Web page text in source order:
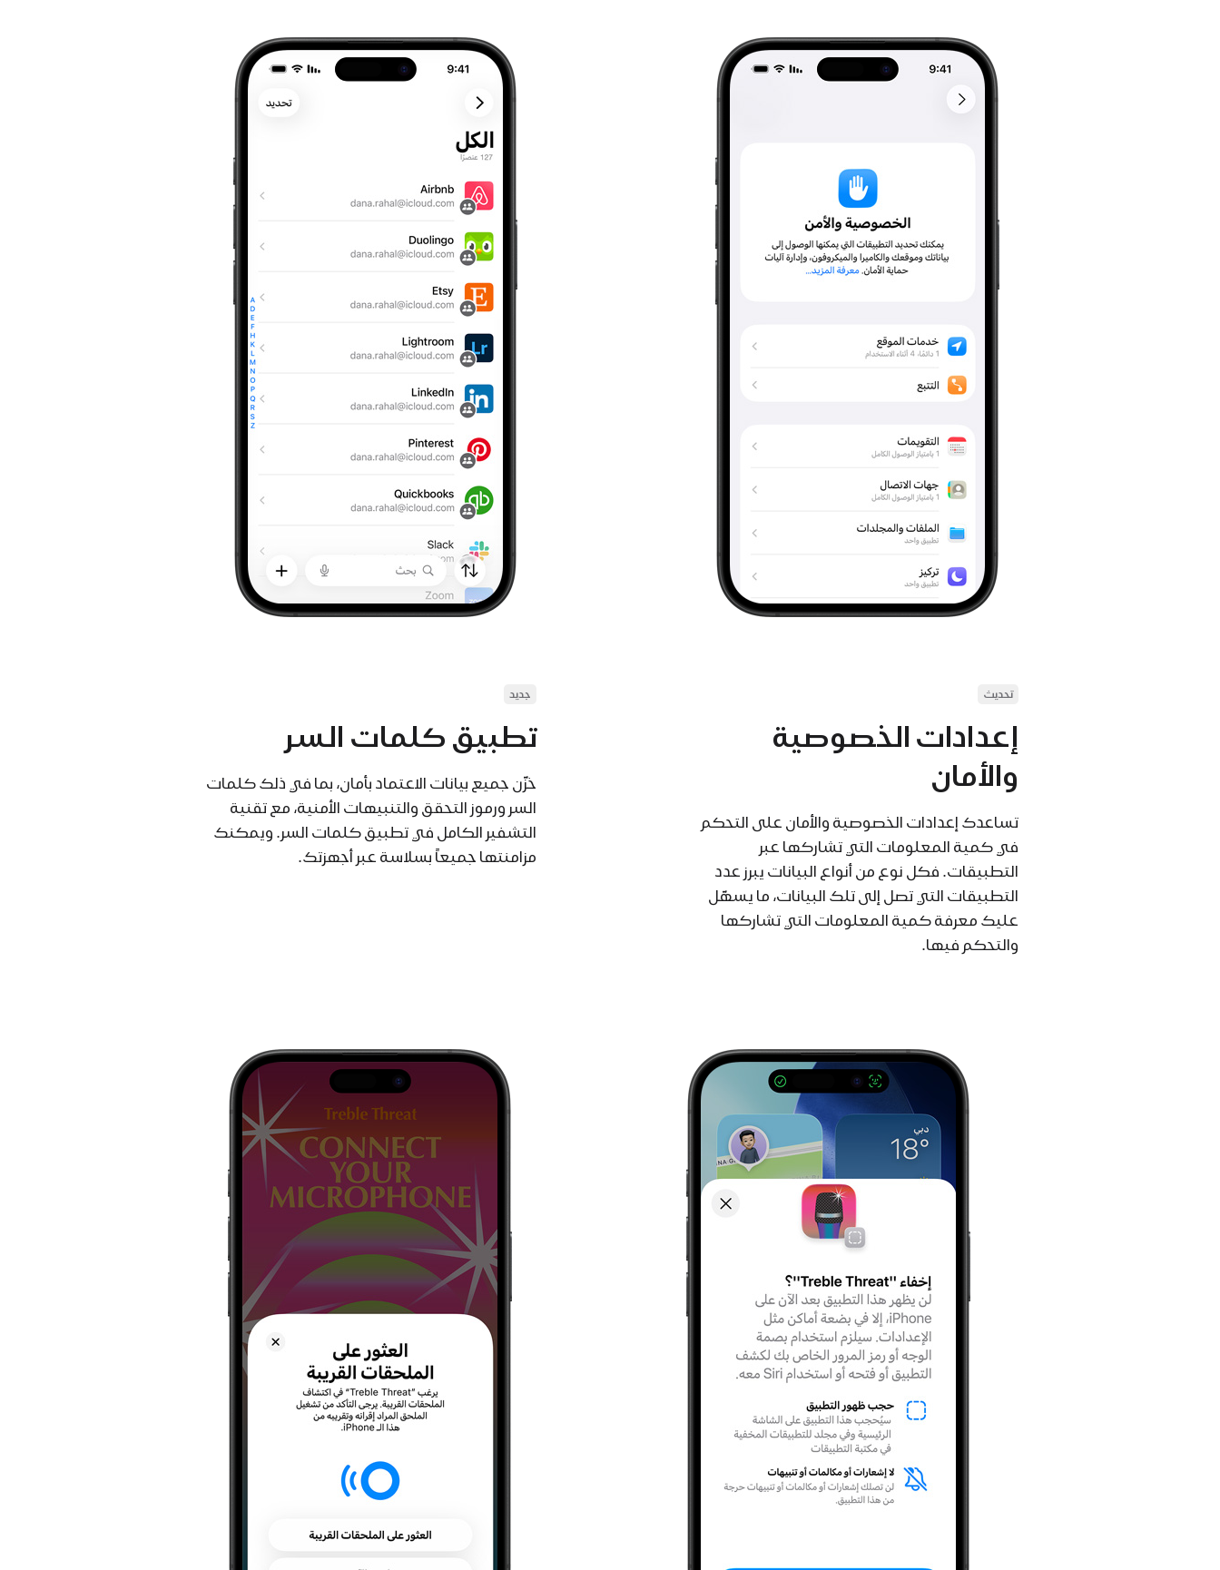
تحديث
إعدادات الخصوصية
والأمان
تساعدك إعدادات الخصوصية والأمان على التحكم
في كمية المعلومات التي تشاركها عبر
التطبيقات. فكل نوع من أنواع البيانات يبرز عدد
التطبيقات التي تصل إلى تلك البيانات، ما يسهّل
عليك معرفة كمية المعلومات التي تشاركها
والتحكم فيها.
جديد
تطبيق كلمات السر
خزّن جميع بيانات الاعتماد بأمان، بما في ذلك كلمات
السر ورموز التحقق والتنبيهات الأمنية، مع تقنية
التشفير الكامل في تطبيق كلمات السر. ويمكنك
مزامنتها جميعاً بسلاسة عبر أجهزتك.